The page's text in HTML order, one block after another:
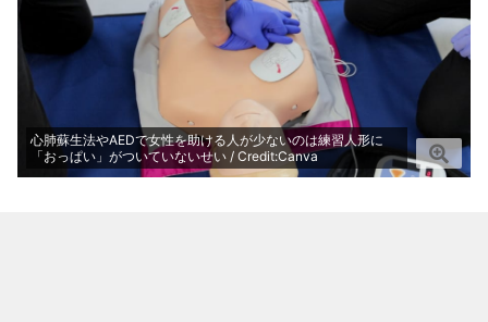
心肺蘇生法やAEDで女性を助ける人が少ないのは練習人形に
「おっぱい」がついていないせい / Credit:Canva